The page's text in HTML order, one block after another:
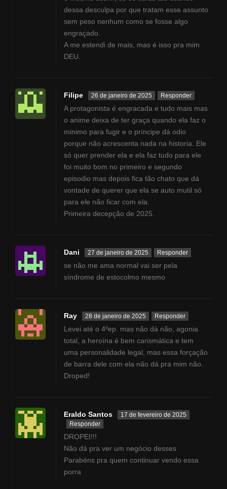
dessa desculpa por que tratam esse assunto
sem peso nenhum como se fosse algo
engraçado.
A me estendi de mais, mas é isso pra mim
DEU.
Filipe 26 de janeiro de 2025 Responder
A protagonista é engracada e tudo mais mas
o anime deixa de ter graça quando ela faz o
minimo para fugir e o príncipe dá odio
porque não acrescenta nada na historia. Ele
só quer prender ela e ela faz tudo para ele
foi muito bom no primeiro e segundo
episodio mas depois fica tão chato que dá
vontade de querer que ela se auto mutil só
para ele não ficar com ela.
Primeira decepção de 2025.
Dani 27 de janeiro de 2025 Responder
se não me ama normal vai ser pela
síndrome de estocolmo mesmo
Ray 28 de janeiro de 2025 Responder
Levei até o 4ºep. mas não dá não, agonia
total, a heroína é bem carismática e tem
uma personalidade legal, mas essa forçação
de barra dele com ela não dá pra mim não.
Droped!
Eraldo Santos
17 de fevereiro de 2025
Responder
DROPEI!!!
Não dá pra ver um negócio desses
Parabéns pra quem continuar vendo essa
porra